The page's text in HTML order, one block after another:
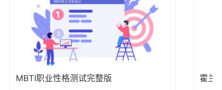
MBTI职业性格测试完整版 霍兰